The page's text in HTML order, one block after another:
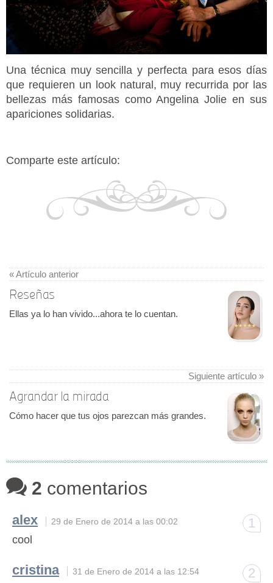
Una técnica muy sencilla y perfecta para esos días
que requieren un look natural, muy recurrida por las
bellezas más famosas como Angelina Jolie en sus
apariciones solidarias.
Comparte este artículo:
« Artículo anterior
Reseñas
Ellas ya lo han vivido...ahora te lo cuentan.
Siguiente artículo »
Agrandar la mirada
Cómo hacer que tus ojos parezcan más grandes.
2 comentarios
1
alex 29 de Enero de 2014 a las 00:02
cool
2
cristina 31 de Enero de 2014 a las 12:54